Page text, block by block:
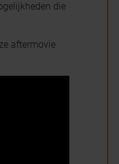
die
aftermovie